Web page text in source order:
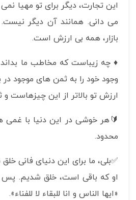
این تجارت، دیگر برای تو مهیا
می دانی. همانند آن دیگر
بازار، همه بی ارزش است.
♦️ چه زیباست که مخاطب ما بداند
وجود خود را به ثمن های موجود در
ارزش تو بالاتر از این چیزهاست
🔰هر خوشی در این دنیا با غمی
محدود.
✅بلی، ما برای این دنیای فانی
او که باقی است، خلق شدیم. پس
«ایها الناس و انا للبقاء لا للفناء».